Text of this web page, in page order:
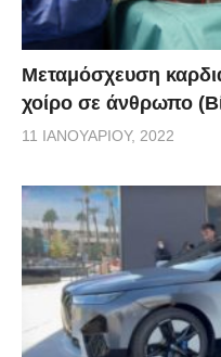
Μεταμόσχευση
χοίρο σε άνθρωπο
11 ΙΑΝΟΥΑΡΊΟΥ, 2022